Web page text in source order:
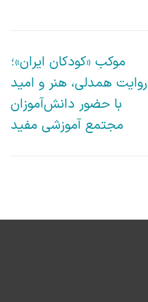
موکب «کودکان ایران»؛
روایت همدلی، هنر و امید
با حضور دانش‌آموزان
مجتمع آموزشی مفید